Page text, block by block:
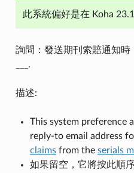
此系統偏好是在 Koha
詢問：發送期刊索賠通知
___.
描述:
This system preference
reply-to email address
claimsfrom the serials
如果留空，它將按此順